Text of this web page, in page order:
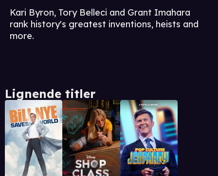
Kari Byron, Tory Belleci and Grant Imahara
rank history's greatest inventions, heists and
more.
Lignende titler